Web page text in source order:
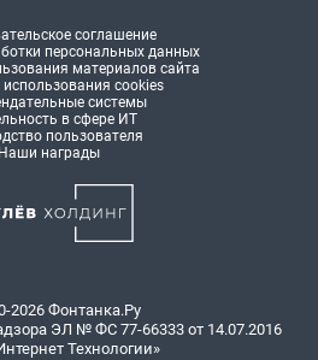
соглашение
персональных данных
материалов сайта
использования cookies
системы
в сфере ИТ
пользователя
Наши награды
2026 Фонтанка.Ру
ЭЛ № ФС 77-66333 от 14.07.2016
Технологии»